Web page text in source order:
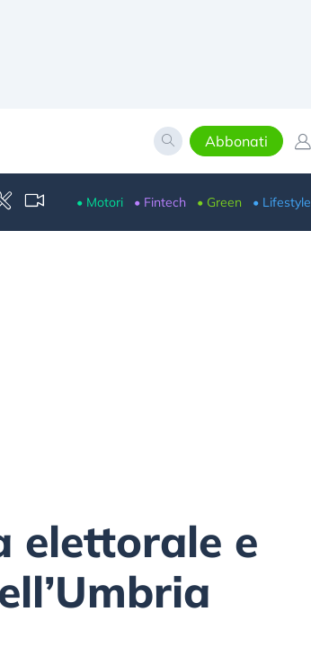
Abbonati
• Motori • Fintech • Green • Lifestyle
elettorale e